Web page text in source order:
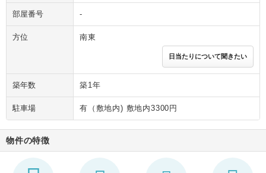
部屋番号 -
方位 南東
日当たりについて聞きたい
築年数 築1年
駐車場 有（敷地内) 敷地内3300円
物件の特徴